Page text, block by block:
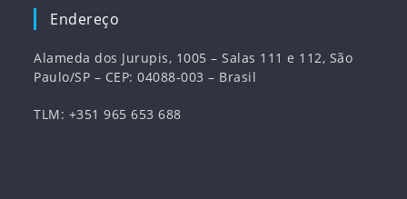
Endereço
Alameda dos Jurupis, 1005 – Salas 111 e 112, São
Paulo/SP – CEP: 04088-003 – Brasil
TLM: +351 965 653 688